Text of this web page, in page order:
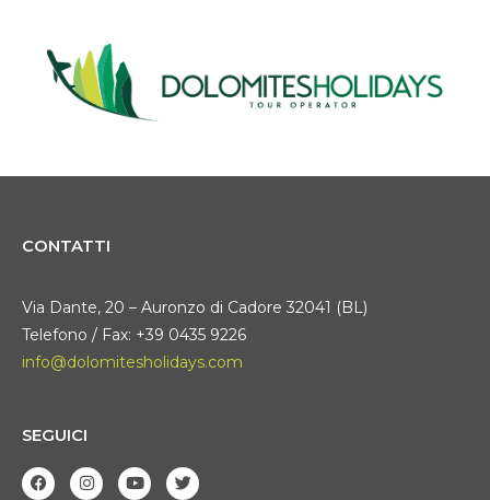
CONTATTI
Via Dante, 20 – Auronzo di Cadore 32041 (BL)
Telefono / Fax: +39 0435 9226
info@dolomitesholidays.com
SEGUICI
F
a
I
n
Y
o
T
w